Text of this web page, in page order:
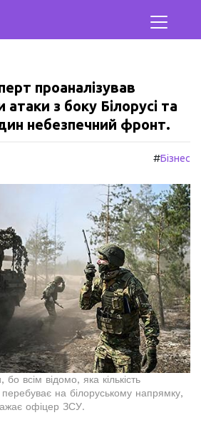
проаналізував
з боку Білорусі та
небезпечний фронт.
#Бізнес
всім відомо, яка кількість
перебуває на білоруському напрямку,
офіцер ЗСУ.